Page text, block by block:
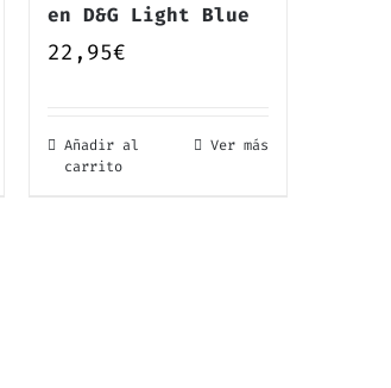
en D&G Light Blue
22,95€
Añadir al
carrito
Ver más